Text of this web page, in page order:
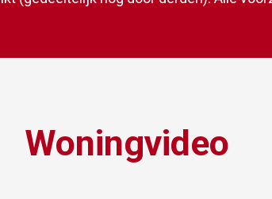
N208 en A44 ben je snel
via een af te sluiten poort. U komt
Woningvideo